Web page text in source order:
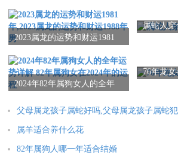
完成。
十一月份：提升自己
11月份，属牛男性需要重点关注自我提升和
时间将会有很多机会来学习新知识、提高技
会。如果他们能够充分利用这个机会，那么
2023属龙的运势和财运1981
1988年男
属蛇人
2024年82年属狗女人的全年
年的运程
76年龙
父母属龙孩子属蛇好吗,父母属龙孩子属蛇
属羊适合养什么花
82年属狗人哪一年适合结婚